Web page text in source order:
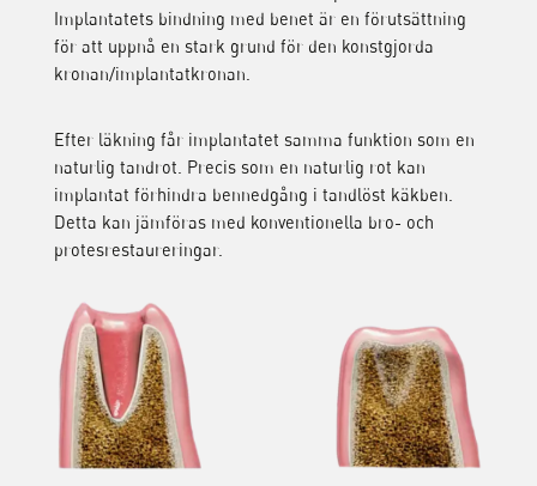
Implantatets bindning med benet är en förutsättning
för att uppnå en stark grund för den konstgjorda
kronan/implantatkronan.
Efter läkning får implantatet samma funktion som en
naturlig tandrot. Precis som en naturlig rot kan
implantat förhindra bennedgång i tandlöst käkben.
Detta kan jämföras med konventionella bro- och
protesrestaureringar.